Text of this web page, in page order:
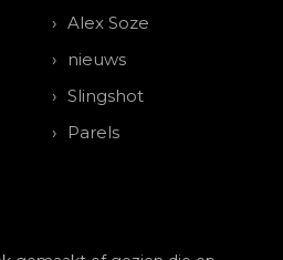
Alex Soze
nieuws
Slingshot
Parels